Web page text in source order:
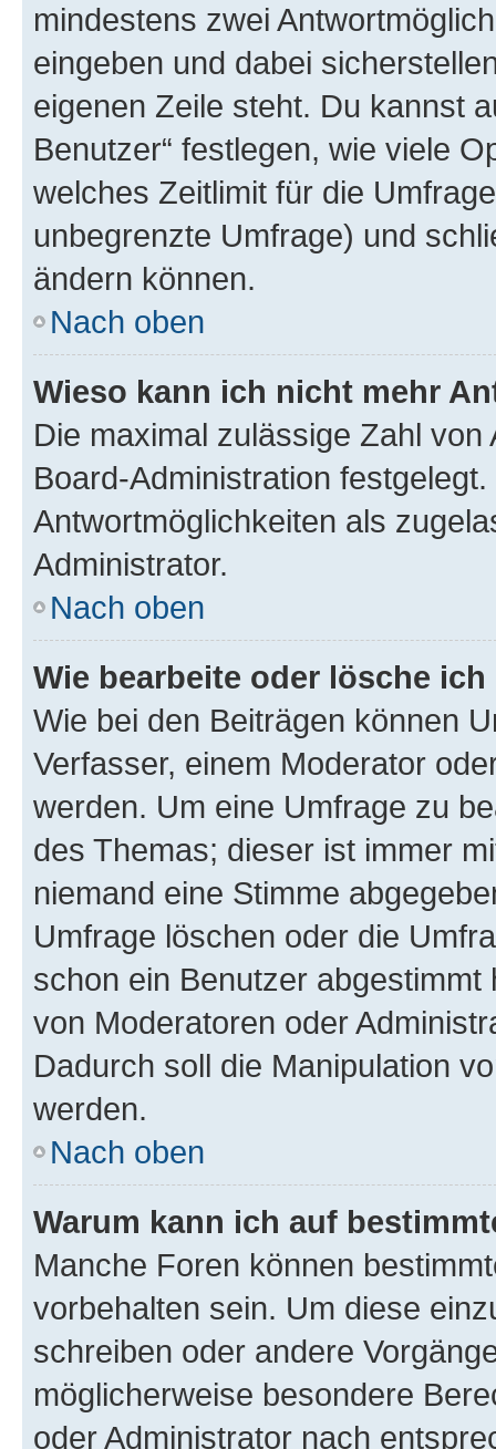
mindestens zwei
eingeben und dabei
eigenen Zeile steht. Du kannst
Benutzer“ festlegen, wie viele
welches Zeitlimit für die
unbegrenzte Umfrage) und
ändern können.
Nach oben
Wieso kann ich nicht mehr
Die maximal zulässige Zahl
Board-Administration
Antwortmöglichkeiten als
Administrator.
Nach oben
Wie bearbeite oder lösche
Wie bei den Beiträgen können
Verfasser, einem Moderator
werden. Um eine Umfrage zu
des Themas; dieser ist immer
niemand eine Stimme
Umfrage löschen oder die
schon ein Benutzer
von Moderatoren oder
Dadurch soll die Manipulation
werden.
Nach oben
Warum kann ich auf
Manche Foren können
vorbehalten sein. Um diese
schreiben oder andere
möglicherweise besondere
oder Administrator nach